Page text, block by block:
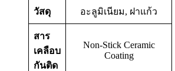
วัสดุ อะลูมิเนียม, ฝาแก้ว
สาร
เคลือบ
กันติด
Non-Stick Ceramic
Coating